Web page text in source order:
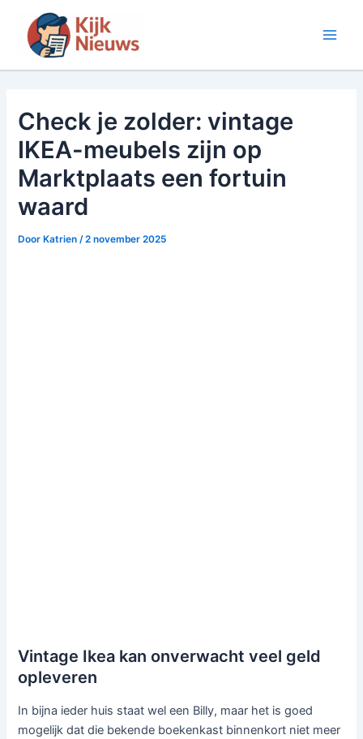
inhoud
Check je zolder: vintage
IKEA-meubels zijn op
Marktplaats een fortuin
waard
Door Katrien/2 november 2025
Vintage Ikea kan onverwacht veel geld
opleveren
In bijna ieder huis staat wel een Billy, maar het is goed
mogelijk dat die bekende boekenkast binnenkort niet meer